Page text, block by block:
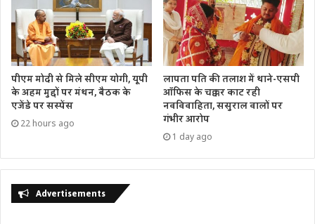
पीएम मोदी से मिले सीएम योगी, यूपी
के अहम मुद्दों पर मंथन, बैठक के
एजेंडे पर सस्पेंस
22 hours ago
लापता पति की तलाश में थाने-एसपी
ऑफिस के चक्कर काट रही
नवविवाहिता, ससुराल वालों पर
गंभीर आरोप
1 day ago
Advertisements